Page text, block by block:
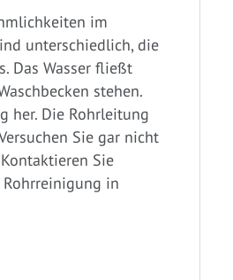
im
unterschiedlich, die
Das Wasser fließt
stehen.
her. Die Rohrleitung
Sie gar nicht
Sie
in